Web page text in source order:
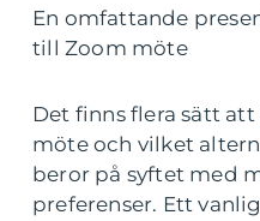
En omfattande
till Zoom möte
Det finns flera sätt
möte och vilket
beror på syftet med
preferenser. Ett